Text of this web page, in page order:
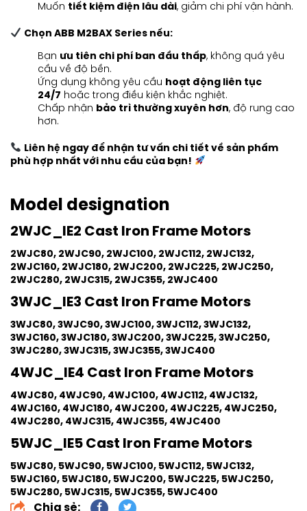
Muốn tiết kiệm điện lâu dài, giảm chi phí vận hành.
Chọn ABB M2BAX Series nếu:
Bạn ưu tiên chi phí ban đầu thấp, không quá yêu
cầu về độ bền.
Ứng dụng không yêu cầu hoạt động liên tục
24/7 hoặc trong điều kiện khắc nghiệt.
Chấp nhận bảo trì thường xuyên hơn, độ rung cao
hơn.
Liên hệ ngay để nhận tư vấn chi tiết về sản phẩm
phù hợp nhất với nhu cầu của bạn!
Model designation
2WJC_IE2 Cast Iron Frame Motors
2WJC80, 2WJC90, 2WJC100, 2WJC112, 2WJC132,
2WJC160, 2WJC180, 2WJC200, 2WJC225, 2WJC250,
2WJC280, 2WJC315, 2WJC355, 2WJC400
3WJC_IE3 Cast Iron Frame Motors
3WJC80, 3WJC90, 3WJC100, 3WJC112, 3WJC132,
3WJC160, 3WJC180, 3WJC200, 3WJC225, 3WJC250,
3WJC280, 3WJC315, 3WJC355, 3WJC400
4WJC_IE4 Cast Iron Frame Motors
4WJC80, 4WJC90, 4WJC100, 4WJC112, 4WJC132,
4WJC160, 4WJC180, 4WJC200, 4WJC225, 4WJC250,
4WJC280, 4WJC315, 4WJC355, 4WJC400
5WJC_IE5 Cast Iron Frame Motors
5WJC80, 5WJC90, 5WJC100, 5WJC112, 5WJC132,
5WJC160, 5WJC180, 5WJC200, 5WJC225, 5WJC250,
5WJC280, 5WJC315, 5WJC355, 5WJC400
Chia sẻ: